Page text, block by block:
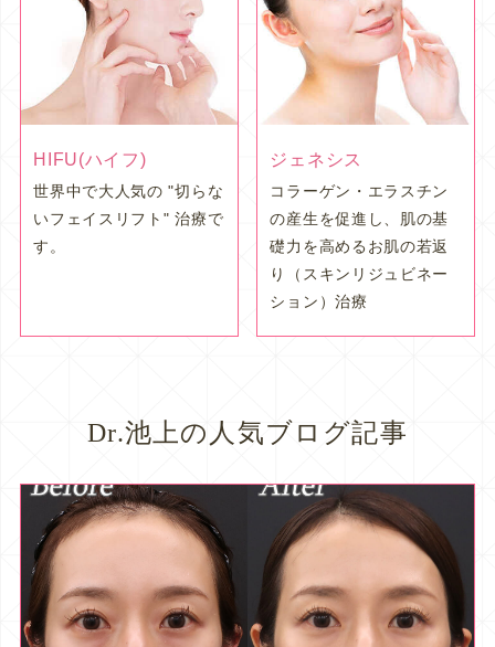
HIFU(ハイフ)
世界中で大人気の "切らな
いフェイスリフト" 治療で
す。
ジェネシス
コラーゲン・エラスチン
の産生を促進し、肌の基
礎力を高めるお肌の若返
り（スキンリジュビネー
ション）治療
Dr.池上の人気ブログ記事